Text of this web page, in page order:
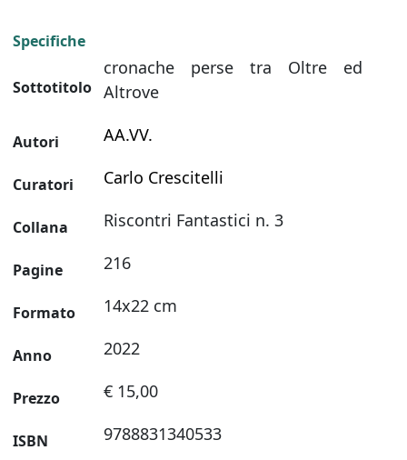
Specifiche
Sottotitolo
cronache perse tra Oltre ed
Altrove
Autori AA.VV.
Curatori Carlo Crescitelli
Collana Riscontri Fantastici n. 3
Pagine 216
Formato 14x22 cm
Anno 2022
Prezzo € 15,00
ISBN 9788831340533